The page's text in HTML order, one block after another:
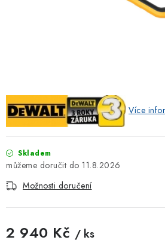
Obchodní podmínky
Více
Skladem
11.8.2026
Možnosti doručení
2 940 Kč / ks